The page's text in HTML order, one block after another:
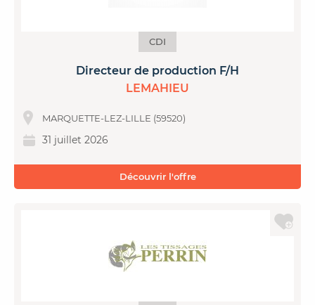
CDI
Directeur de production F/H
LEMAHIEU
MARQUETTE-LEZ-LILLE (59520)
31 juillet 2026
Découvrir l'offre